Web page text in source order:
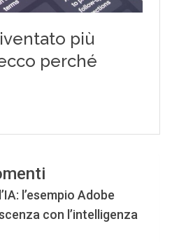
l’esempio Adobe
con l’intelligenza